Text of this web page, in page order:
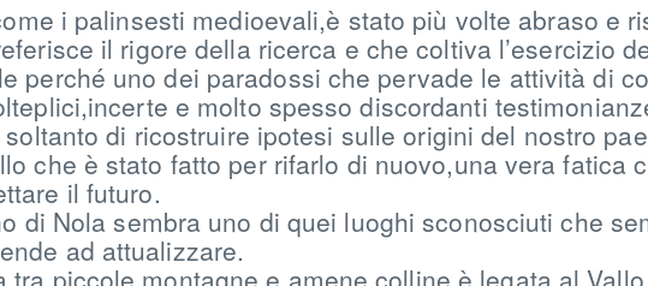
i palinsesti medioevali,è stato più volte abraso e
il rigore della ricerca e che coltiva l’esercizio
perché uno dei paradossi che pervade le attività di
e molto spesso discordanti
di ricostruire ipotesi sulle origini del nostro
che è stato fatto per rifarlo di nuovo,una vera fatica
il futuro.
di Nola sembra uno di quei luoghi sconosciuti che
ad attualizzare.
tra piccole montagne e amene colline,è legata al